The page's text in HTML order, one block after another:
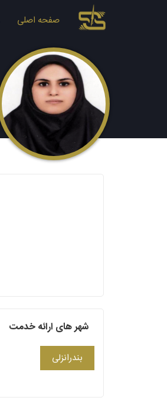
صفحه اصلی
شهر های ارائه خدمت
بندرانزلی